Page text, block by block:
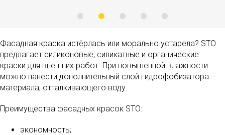
Фасадная краска истёрлась или морально устарела? STO
предлагает силиконовые, силикатные и органические
краски для внешних работ. При повышенной влажности
можно нанести дополнительный слой гидрофобизатора –
материала, отталкивающего воду.
Преимущества фасадных красок STO:
экономность;